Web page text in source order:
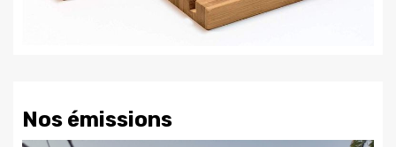
Nos émissions